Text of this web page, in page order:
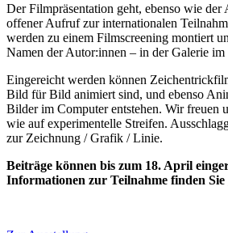
Der Filmpräsentation geht, ebenso wie der
offener Aufruf zur internationalen
werden zu einem Filmscreening montiert
Namen der Autor:innen – in der Galerie
Eingereicht werden können
Bild für Bild animiert sind, und ebenso
Bilder im Computer entstehen. Wir freuen
wie auf experimentelle Streifen.
zur Zeichnung / Grafik / Linie.
Beiträge können bis zum 18. April
Informationen zur Teilnahme finden Sie